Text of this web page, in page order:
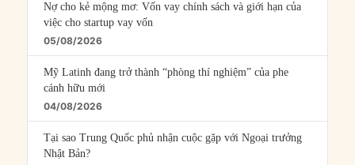
Nợ cho kẻ mộng mơ: Vốn vay chính sách và giới hạn của
việc cho startup vay vốn
05/08/2026
Mỹ Latinh đang trở thành “phòng thí nghiệm” của phe
cánh hữu mới
04/08/2026
Tại sao Trung Quốc phủ nhận cuộc gặp với Ngoại trưởng
Nhật Bản?